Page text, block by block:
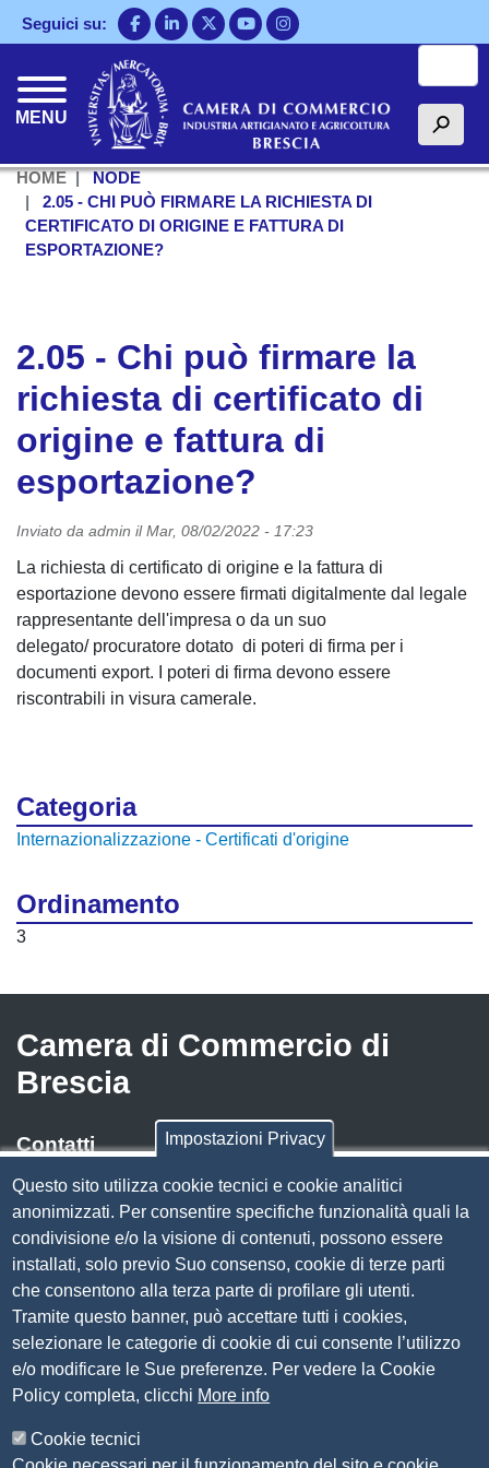
Salta
al
Seguici su:
MENU h
HOME
NODE
2.05 - CHI PUÒ FIRMARE LA RICHIESTA DI
CERTIFICATO DI ORIGINE E FATTURA DI
ESPORTAZIONE?
2.05 - Chi può firmare la
richiesta di certificato di
origine e fattura di
esportazione?
Inviato da admin ilMar, 08/02/2022 - 17:23
La richiesta di certificato di origine e la fattura di
esportazione devono essere firmati digitalmente dal legale
rappresentante dell'impresa o da un suo
delegato/ procuratore dotato di poteri di firma per i
documenti export. I poteri di firma devono essere
riscontrabili in visura camerale.
Categoria
Internazionalizzazione - Certificati d'origine
Ordinamento
3
Camera di Commercio di
Brescia
Contatti
Via Luigi Einaudi, 23, 25121 Brescia BS
Tel. 030 37251
PECcamera.brescia@bs.legalmail.camcom.it
P.IVA 00859790172
C.F. 80013870177
Contatti
Amministrazione Trasparente
Organizzazione
Bandi di concorso
Impostazioni Privacy
Questo sito utilizza cookie tecnici e cookie analitici
anonimizzati. Per consentire specifiche funzionalità quali la
condivisione e/o la visione di contenuti, possono essere
installati, solo previo Suo consenso, cookie di terze parti
che consentono alla terza parte di profilare gli utenti.
Tramite questo banner, può accettare tutti i cookies,
selezionare le categorie di cookie di cui consente l’utilizzo
e/o modificare le Sue preferenze. Per vedere la Cookie
Policy completa, clicchi More info
Cookie tecnici